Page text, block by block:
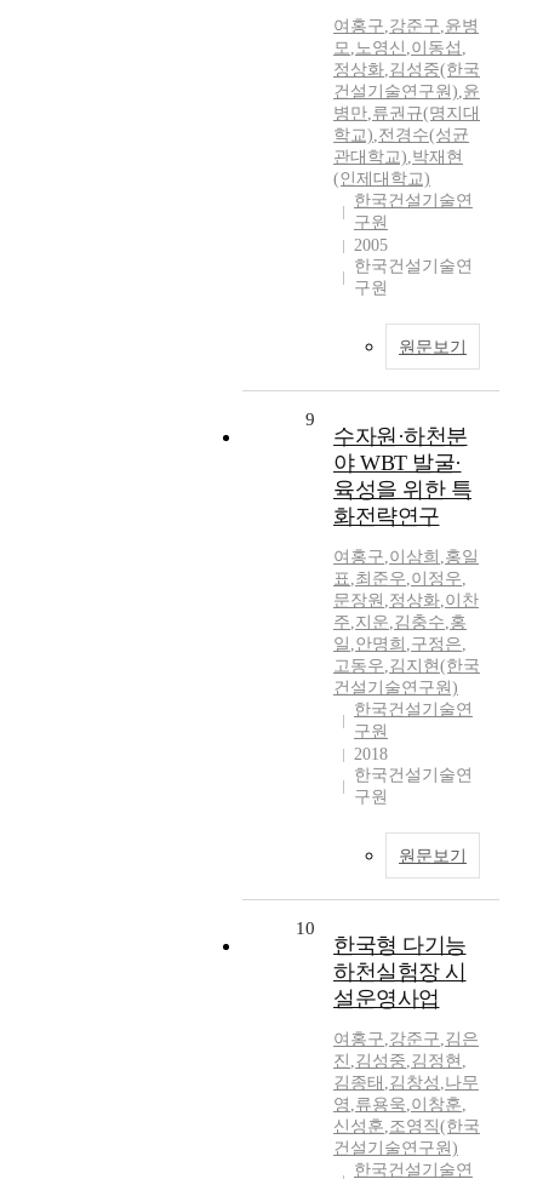
여홍구,강준구,윤병
모,노영신 ,이동섭 ,
정상화,김성중(한국
건설기술연구원),윤
병만,류권규(명지대
학교),전경수(성균
관대학교),박재현
(인제대학교)
한국건설기술연
구원
2005
한국건설기술연
구원
원문보기
9
수자원·하천분
야 WBT 발굴·
육성을 위한 특
화전략연구
여홍구,이삼희 ,홍일
표,최준우,이정우,
문장원 ,정상화,이찬
주,지운,김충수,홍
일 ,안명희 ,구정은,
고동우,김지현(한국
건설기술연구원)
한국건설기술연
구원
2018
한국건설기술연
구원
원문보기
10
한국형 다기능
하천실험장 시
설운영사업
여홍구,강준구,김은
진 ,김성중,김정현 ,
김종태 ,김창성 ,나무
영 ,류용욱,이창훈,
신성훈,조영직(한국
건설기술연구원)
한국건설기술연